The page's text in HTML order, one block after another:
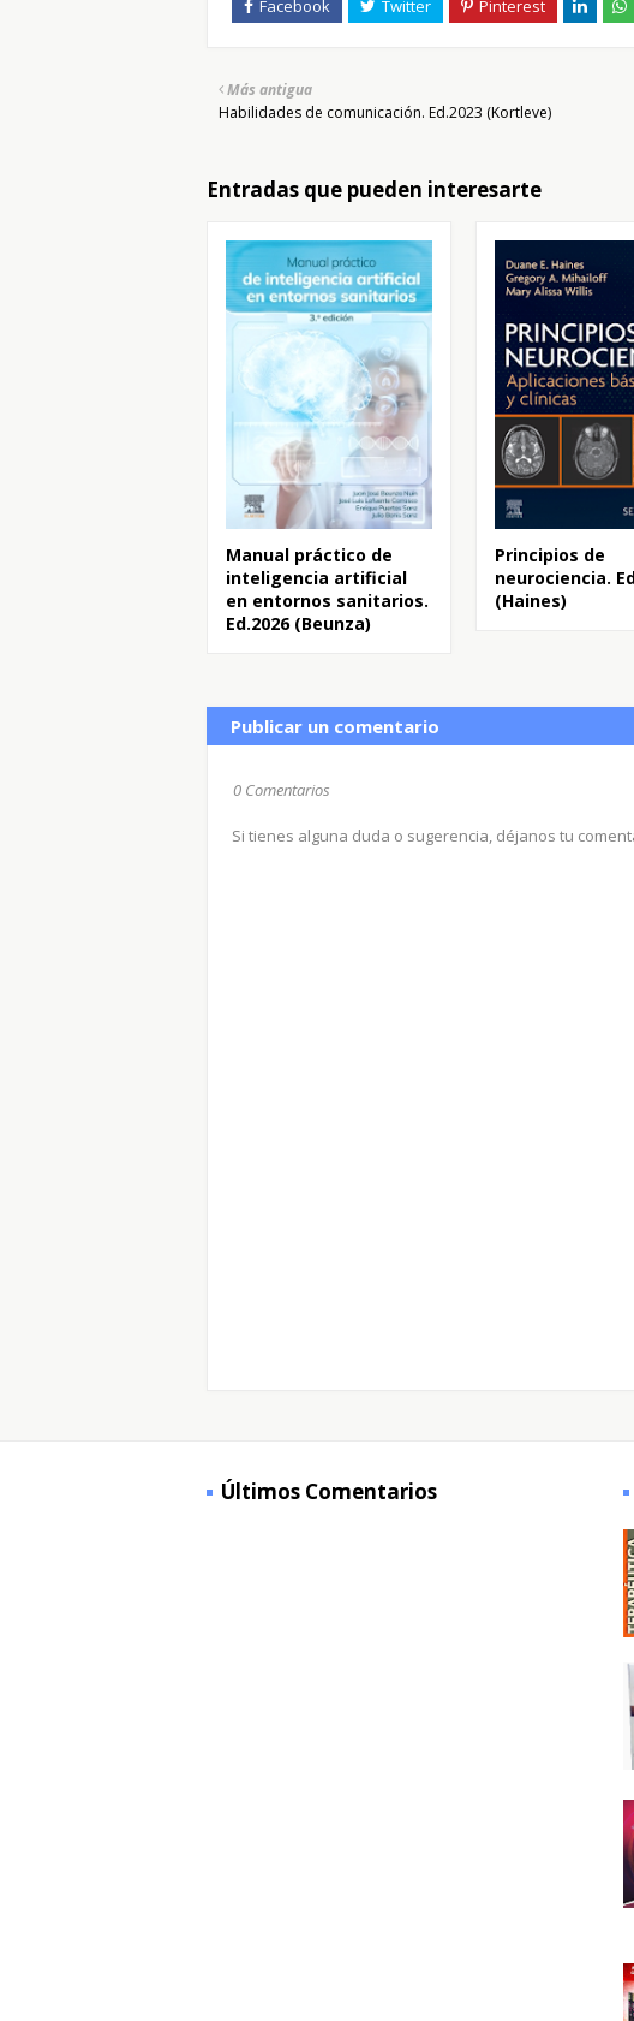
Más antigua
Habilidades de comunicación. Ed.2023 (Kortleve)
Entradas que pueden interesarte
Manual práctico de
inteligencia artificial
en entornos sanitarios.
Ed.2026 (Beunza)
Principios de
neurociencia.
(Haines)
Publicar un comentario
0 Comentarios
Si tienes alguna duda o sugerencia, déjanos tu
Últimos Comentarios